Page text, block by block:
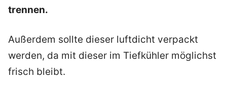
trennen.
Außerdem sollte dieser luftdicht verpackt
werden, da mit dieser im Tiefkühler möglichst
frisch bleibt.